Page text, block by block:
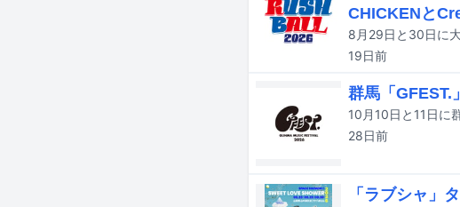
CHICKENと
19日前
群馬「GFEST.
28日前
「ラブシャ」